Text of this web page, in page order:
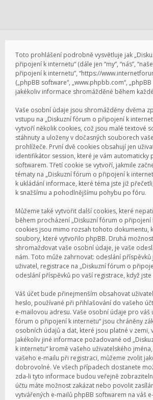
Toto prohlášení podrobně vysvětluje jak
připojení k internetu“ (dále jen “my”, “nás”,
připojení k internetu”, “https://
(„phpBB software“, „www.phpbb.com“,
jakékoliv informace shromážděné během
Vaše osobní údaje jsou shromážděny dvěma
vstupu na „Diskuzní fórum o připojení k
vytvoří několik cookies, což jsou malé textové
stáhnuty a uloženy v dočasných souborech
prohlížeče. První dvě cookies obsahují jen
identifikátor session, které je vám automaticky
softwarem. Třetí cookie se vytvoří, jakmile
tématy na „Diskuzní fórum o připojení k
k ukládání informace, které téma jste již
k snažšímu a pohodlnějšímu pohybu po fóru.
Můžeme také vytvořit další cookies, které
během procházení „Diskuzní fórum o připojení
cookies jsou mimo rozsah tohoto dokumentu,
soubory, které vytvořilo phpBB. Druhá
shromažďovat vaše osobní údaje, je vaše
nám. Toto může zahrnovat: odeslání
uživatel, registrace na „Diskuzní fórum o
odeslání příspěvků po vaší registrace, když
Váš účet bude přinejmenším obsahovat
heslo, používané při přihlašování do vašeho
e-mailovou adresu. Vaše osobní údaje pro váš
fórum o připojení k internetu“ jsou chráněny
osobních údajů a dat, které jsou platné v zemi,
Jakékoliv jiné informace požadované od
k internetu“ kromě vašeho uživatelského
vašeho e-mailu při registraci, můžeme zvolit
dobrovolné. Ve všech případech dostanete
zda-li tyto informace budou veřejně
účtu máte možnost zakázat nebo povolit
vytvářených e-mailů phpBB softwarem na váš